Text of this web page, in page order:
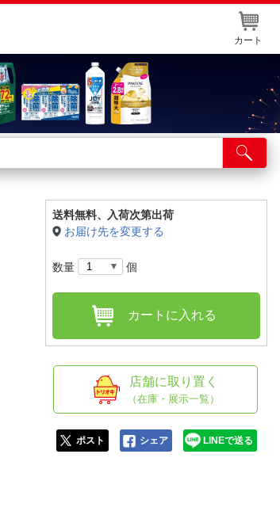
カート
送料無料、
入荷次第出荷
お届け先を変更する
数量 個
カートに入れる
店舗に取り置く
（在庫・展示一覧）
ポスト シェア LINEで送る